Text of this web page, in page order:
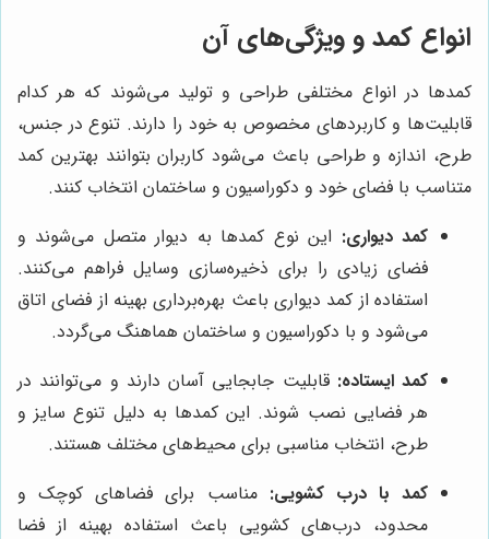
انواع کمد و ویژگی‌های آن
کمدها در انواع مختلفی طراحی و تولید می‌شوند که هر کدام
قابلیت‌ها و کاربردهای مخصوص به خود را دارند. تنوع در جنس،
طرح، اندازه و طراحی باعث می‌شود کاربران بتوانند بهترین کمد
متناسب با فضای خود و دکوراسیون و ساختمان انتخاب کنند.
کمد دیواری: این نوع کمدها به دیوار متصل می‌شوند و
فضای زیادی را برای ذخیره‌سازی وسایل فراهم می‌کنند.
استفاده از کمد دیواری باعث بهره‌برداری بهینه از فضای اتاق
می‌شود و با دکوراسیون و ساختمان هماهنگ می‌گردد.
کمد ایستاده: قابلیت جابجایی آسان دارند و می‌توانند در
هر فضایی نصب شوند. این کمدها به دلیل تنوع سایز و
طرح، انتخاب مناسبی برای محیط‌های مختلف هستند.
کمد با درب کشویی: مناسب برای فضاهای کوچک و
محدود، درب‌های کشویی باعث استفاده بهینه از فضا